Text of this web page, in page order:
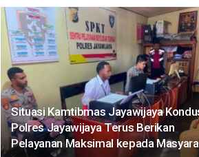
Situasi Kamtibmas Jayawijaya
Polres Jayawijaya Terus Berikan
Pelayanan Maksimal kepada